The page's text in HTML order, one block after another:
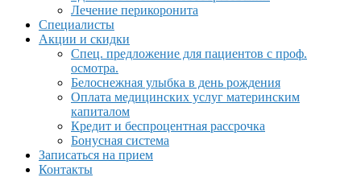
Лечение перикоронита
Специалисты
Акции и скидки
Спец. предложение для пациентов с проф.
осмотра.
Белоснежная улыбка в день рождения
Оплата медицинских услуг материнским
капиталом
Кредит и беспроцентная рассрочка
Бонусная система
Записаться на прием
Контакты